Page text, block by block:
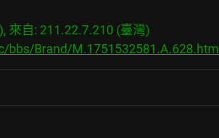
來自: 211.22.7.210 (臺灣)
bbs/Brand/M.1751532581.A.628.html